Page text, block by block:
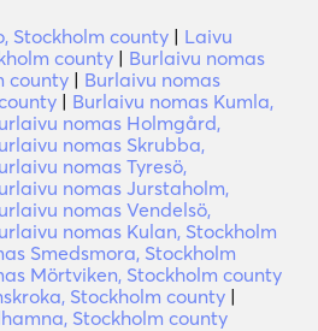
Stockholm county | Laivu
county | Burlaivu nomas
county | Burlaivu nomas
| Burlaivu nomas Kumla,
nomas Holmgård,
nomas Skrubba,
nomas Tyresö,
nomas Jurstaholm,
nomas Vendelsö,
nomas Kulan, Stockholm
Smedsmora, Stockholm
Mörtviken, Stockholm county
Stockholm county |
Stockholm county